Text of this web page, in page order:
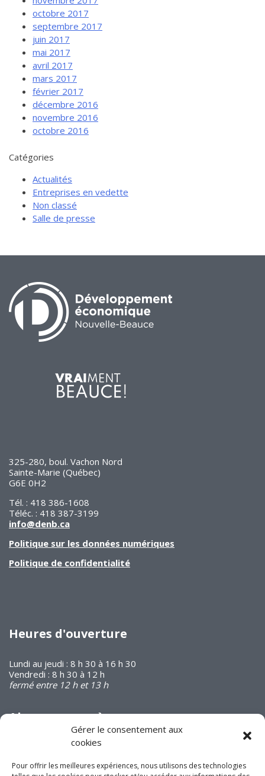
Gérer le consentement aux
cookies
Pour offrir les meilleures expériences, nous utilisons des technologies
octobre 2017
septembre 2017
juin 2017
mai 2017
avril 2017
mars 2017
février 2017
décembre 2016
novembre 2016
octobre 2016
Catégories
Actualités
Entreprises en vedette
Non classé
Salle de presse
325-280, boul. Vachon Nord
Sainte-Marie (Québec)
G6E 0H2
Tél. : 418 386-1608
Téléc. : 418 387-3199
info@denb.ca
Politique sur les données numériques
Politique de confidentialité
Heures d'ouverture
Lundi au jeudi : 8 h 30 à 16 h 30
Vendredi : 8 h 30 à 12 h
fermé entre 12 h et 13 h
Abonnez-vous à
notre infolettre